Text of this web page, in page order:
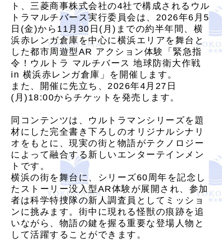
ト、三菱商事株式会社の4社で構成されるウル
トラマルチバース実行委員会は、2026年6月5
日(金)から11月30日(月)までの約半年間、横
浜赤レンガ倉庫を中心に横浜エリアを舞台と
した都市周遊型AR アクション体験「緊急指
令！ウルトラ マルチバース 地球防衛大作戦
in 横浜赤レンガ倉庫」を開催します。
また、開催に先立ち、2026年4月27日
(月)18:00からチケットを発売します。
同コンテンツは、ウルトラマンシリーズを題
材にした完全書き下ろしのオリジナルシナリ
オをもとに、現実の街と物語がテクノロジー
によって融合する新しいエンターテインメン
トです。
横浜の街を舞台に、シリーズ60周年を記念し
たストーリー没入型AR体験が展開され、参加
者は科学特捜隊の新人調査員としてミッショ
ンに挑みます。街中に現れる怪獣の痕跡を追
いながら、物語の鍵を握る重要な登場人物と
して活躍することができます。